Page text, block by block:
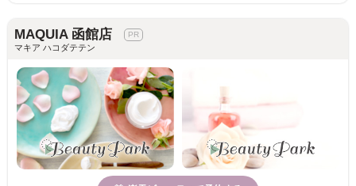
MAQUIA 函館店
マキア ハコダテテン